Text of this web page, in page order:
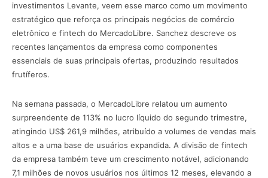
investimentos Levante, veem esse marco como um movimento
estratégico que reforça os principais negócios de comércio
eletrônico e fintech do MercadoLibre. Sanchez descreve os
recentes lançamentos da empresa como componentes
essenciais de suas principais ofertas, produzindo resultados
frutíferos.
Na semana passada, o MercadoLibre relatou um aumento
surpreendente de 113% no lucro líquido do segundo trimestre,
atingindo US$ 261,9 milhões, atribuído a volumes de vendas mais
altos e a uma base de usuários expandida. A divisão de fintech
da empresa também teve um crescimento notável, adicionando
7,1 milhões de novos usuários nos últimos 12 meses, elevando a